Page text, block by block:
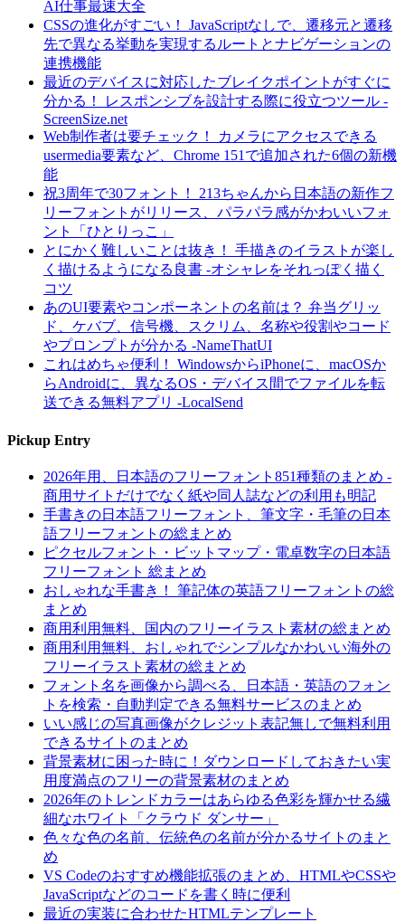
AI仕事最速大全
CSSの進化がすごい！ JavaScriptなしで、遷移元と遷移
先で異なる挙動を実現するルートとナビゲーションの
連携機能
最近のデバイスに対応したブレイクポイントがすぐに
分かる！ レスポンシブを設計する際に役立つツール -
ScreenSize.net
Web制作者は要チェック！ カメラにアクセスできる
usermedia要素など、Chrome 151で追加された6個の新機
能
祝3周年で30フォント！ 213ちゃんから日本語の新作フ
リーフォントがリリース、パラパラ感がかわいいフォ
ント「ひとりっこ」
とにかく難しいことは抜き！ 手描きのイラストが楽し
く描けるようになる良書 -オシャレをそれっぽく描く
コツ
あのUI要素やコンポーネントの名前は？ 弁当グリッ
ド、ケバブ、信号機、スクリム、名称や役割やコード
やプロンプトが分かる -NameThatUI
これはめちゃ便利！ WindowsからiPhoneに、macOSか
らAndroidに、異なるOS・デバイス間でファイルを転
送できる無料アプリ -LocalSend
Pickup Entry
2026年用、日本語のフリーフォント851種類のまとめ -
商用サイトだけでなく紙や同人誌などの利用も明記
手書きの日本語フリーフォント、筆文字・毛筆の日本
語フリーフォントの総まとめ
ピクセルフォント・ビットマップ・電卓数字の日本語
フリーフォント 総まとめ
おしゃれな手書き！ 筆記体の英語フリーフォントの総
まとめ
商用利用無料、国内のフリーイラスト素材の総まとめ
商用利用無料、おしゃれでシンプルなかわいい海外の
フリーイラスト素材の総まとめ
フォント名を画像から調べる、日本語・英語のフォン
トを検索・自動判定できる無料サービスのまとめ
いい感じの写真画像がクレジット表記無しで無料利用
できるサイトのまとめ
背景素材に困った時に！ダウンロードしておきたい実
用度満点のフリーの背景素材のまとめ
2026年のトレンドカラーはあらゆる色彩を輝かせる繊
細なホワイト「クラウド ダンサー」
色々な色の名前、伝統色の名前が分かるサイトのまと
め
VS Codeのおすすめ機能拡張のまとめ、HTMLやCSSや
JavaScriptなどのコードを書く時に便利
最近の実装に合わせたHTMLテンプレート